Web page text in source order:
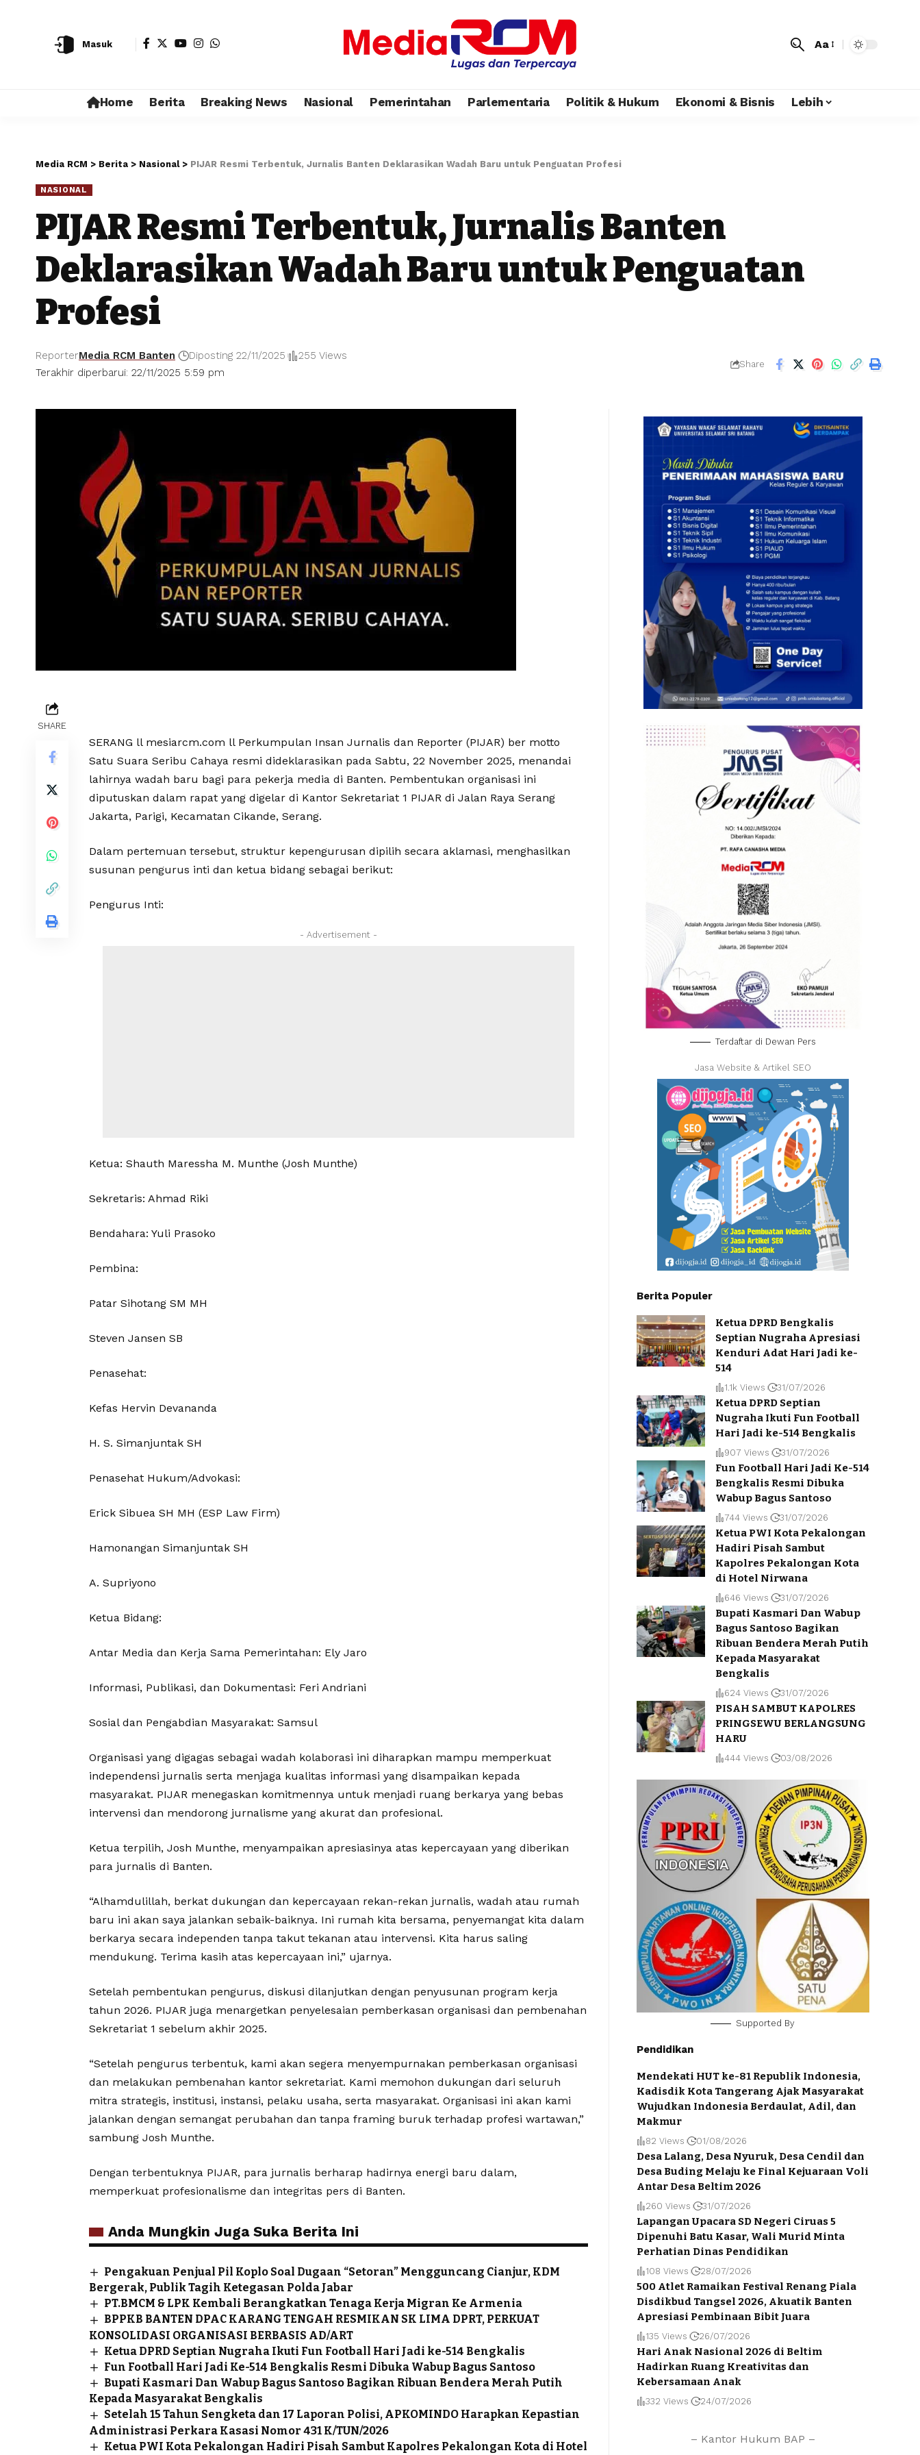
Masuk Aa
Home Berita Breaking News Nasional Pemerintahan Parlementaria Politik & Hukum Ekonomi & Bisnis Lebih
Media RCM > Berita > Nasional> PIJAR Resmi Terbentuk, Jurnalis Banten Deklarasikan Wadah Baru untuk Penguatan Profesi
NASIONAL
PIJAR Resmi Terbentuk, Jurnalis Banten
Deklarasikan Wadah Baru untuk Penguatan
Profesi
Terakhir diperbarui: 22/11/2025 5:59 pm
ReporterMedia RCM Banten Diposting 22/11/2025 255 Views
Share
SHARE
SERANG ll mesiarcm.com ll Perkumpulan Insan Jurnalis dan Reporter (PIJAR) ber motto
Satu Suara Seribu Cahaya resmi dideklarasikan pada Sabtu, 22 November 2025, menandai
lahirnya wadah baru bagi para pekerja media di Banten. Pembentukan organisasi ini
diputuskan dalam rapat yang digelar di Kantor Sekretariat 1 PIJAR di Jalan Raya Serang
Jakarta, Parigi, Kecamatan Cikande, Serang.
Dalam pertemuan tersebut, struktur kepengurusan dipilih secara aklamasi, menghasilkan
susunan pengurus inti dan ketua bidang sebagai berikut:
Pengurus Inti:
- Advertisement -
Ketua: Shauth Maressha M. Munthe (Josh Munthe)
Sekretaris: Ahmad Riki
Bendahara: Yuli Prasoko
Pembina:
Patar Sihotang SM MH
Steven Jansen SB
Penasehat:
Kefas Hervin Devananda
H. S. Simanjuntak SH
Penasehat Hukum/Advokasi:
Erick Sibuea SH MH (ESP Law Firm)
Hamonangan Simanjuntak SH
A. Supriyono
Ketua Bidang:
Antar Media dan Kerja Sama Pemerintahan: Ely Jaro
Informasi, Publikasi, dan Dokumentasi: Feri Andriani
Sosial dan Pengabdian Masyarakat: Samsul
Organisasi yang digagas sebagai wadah kolaborasi ini diharapkan mampu memperkuat
independensi jurnalis serta menjaga kualitas informasi yang disampaikan kepada
masyarakat. PIJAR menegaskan komitmennya untuk menjadi ruang berkarya yang bebas
intervensi dan mendorong jurnalisme yang akurat dan profesional.
Ketua terpilih, Josh Munthe, menyampaikan apresiasinya atas kepercayaan yang diberikan
para jurnalis di Banten.
“Alhamdulillah, berkat dukungan dan kepercayaan rekan-rekan jurnalis, wadah atau rumah
baru ini akan saya jalankan sebaik-baiknya. Ini rumah kita bersama, penyemangat kita dalam
berkarya secara independen tanpa takut tekanan atau intervensi. Kita harus saling
mendukung. Terima kasih atas kepercayaan ini,” ujarnya.
Setelah pembentukan pengurus, diskusi dilanjutkan dengan penyusunan program kerja
tahun 2026. PIJAR juga menargetkan penyelesaian pemberkasan organisasi dan pembenahan
Sekretariat 1 sebelum akhir 2025.
“Setelah pengurus terbentuk, kami akan segera menyempurnakan pemberkasan organisasi
dan melakukan pembenahan kantor sekretariat. Kami memohon dukungan dari seluruh
mitra strategis, institusi, instansi, pelaku usaha, serta masyarakat. Organisasi ini akan kami
jalankan dengan semangat perubahan dan tanpa framing buruk terhadap profesi wartawan,”
sambung Josh Munthe.
Dengan terbentuknya PIJAR, para jurnalis berharap hadirnya energi baru dalam,
memperkuat profesionalisme dan integritas pers di Banten.
Anda Mungkin Juga Suka Berita Ini
Pengakuan Penjual Pil Koplo Soal Dugaan “Setoran” Mengguncang Cianjur, KDM
Bergerak, Publik Tagih Ketegasan Polda Jabar
PT.BMCM & LPK Kembali Berangkatkan Tenaga Kerja Migran Ke Armenia
BPPKB BANTEN DPAC KARANG TENGAH RESMIKAN SK LIMA DPRT, PERKUAT
KONSOLIDASI ORGANISASI BERBASIS AD/ART
Ketua DPRD Septian Nugraha Ikuti Fun Football Hari Jadi ke-514 Bengkalis
Fun Football Hari Jadi Ke-514 Bengkalis Resmi Dibuka Wabup Bagus Santoso
Bupati Kasmari Dan Wabup Bagus Santoso Bagikan Ribuan Bendera Merah Putih
Kepada Masyarakat Bengkalis
Setelah 15 Tahun Sengketa dan 17 Laporan Polisi, APKOMINDO Harapkan Kepastian
Administrasi Perkara Kasasi Nomor 431 K/TUN/2026
Ketua PWI Kota Pekalongan Hadiri Pisah Sambut Kapolres Pekalongan Kota di Hotel
Terdaftar di Dewan Pers
Jasa Website & Artikel SEO
Berita Populer
Ketua DPRD Bengkalis
Septian Nugraha Apresiasi
Kenduri Adat Hari Jadi ke-
514
1.1k Views 31/07/2026
Ketua DPRD Septian
Nugraha Ikuti Fun Football
Hari Jadi ke-514 Bengkalis
907 Views 31/07/2026
Fun Football Hari Jadi Ke-514
Bengkalis Resmi Dibuka
Wabup Bagus Santoso
744 Views 31/07/2026
Ketua PWI Kota Pekalongan
Hadiri Pisah Sambut
Kapolres Pekalongan Kota
di Hotel Nirwana
646 Views 31/07/2026
Bupati Kasmari Dan Wabup
Bagus Santoso Bagikan
Ribuan Bendera Merah Putih
Kepada Masyarakat
Bengkalis
624 Views 31/07/2026
PISAH SAMBUT KAPOLRES
PRINGSEWU BERLANGSUNG
HARU
444 Views 03/08/2026
Supported By
Pendidikan
Mendekati HUT ke-81 Republik Indonesia,
Kadisdik Kota Tangerang Ajak Masyarakat
Wujudkan Indonesia Berdaulat, Adil, dan
Makmur
82 Views 01/08/2026
Desa Lalang, Desa Nyuruk, Desa Cendil dan
Desa Buding Melaju ke Final Kejuaraan Voli
Antar Desa Beltim 2026
260 Views 31/07/2026
Lapangan Upacara SD Negeri Ciruas 5
Dipenuhi Batu Kasar, Wali Murid Minta
Perhatian Dinas Pendidikan
108 Views 28/07/2026
500 Atlet Ramaikan Festival Renang Piala
Disdikbud Tangsel 2026, Akuatik Banten
Apresiasi Pembinaan Bibit Juara
135 Views 26/07/2026
Hari Anak Nasional 2026 di Beltim
Hadirkan Ruang Kreativitas dan
Kebersamaan Anak
332 Views 24/07/2026
– Kantor Hukum BAP –